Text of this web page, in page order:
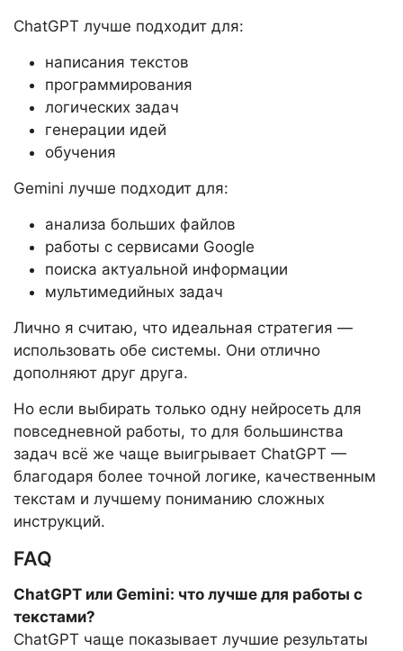
ChatGPT лучше подходит для:
написания текстов
программирования
логических задач
генерации идей
обучения
Gemini лучше подходит для:
анализа больших файлов
работы с сервисами Google
поиска актуальной информации
мультимедийных задач
Лично я считаю, что идеальная стратегия —
использовать обе системы. Они отлично
дополняют друг друга.
Но если выбирать только одну нейросеть для
повседневной работы, то для большинства
задач всё же чаще выигрывает ChatGPT —
благодаря более точной логике, качественным
текстам и лучшему пониманию сложных
инструкций.
FAQ
ChatGPT или Gemini: что лучше для работы с
текстами?
ChatGPT чаще показывает лучшие результаты